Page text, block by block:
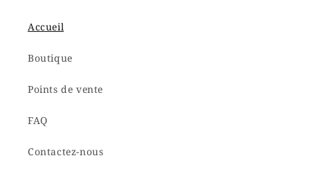
Accueil
Boutique
Points de vente
FAQ
Contactez-nous